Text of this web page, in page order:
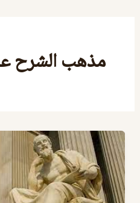
مذهب الشرح